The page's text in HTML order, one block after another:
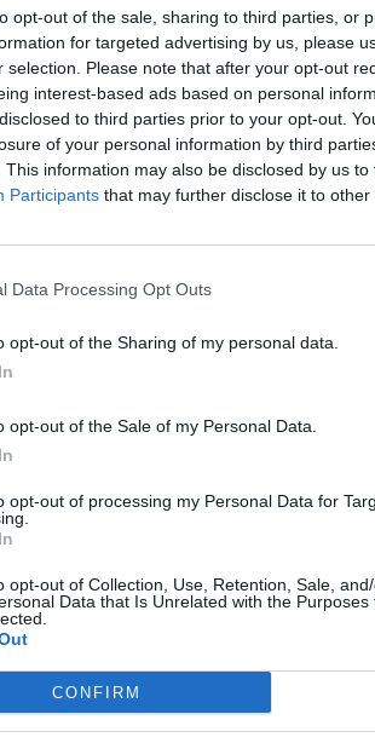
opt-out of the sale, sharing to third parties, or
for targeted advertising by us, please
selection. Please note that after your opt-out
interest-based ads based on personal
to third parties prior to your opt-out.
of your personal information by third
This information may also be disclosed by us
Participants that may further disclose it to other
Data Processing Opt Outs
opt-out of the Sharing of my personal data.
opt-out of the Sale of my Personal Data.
opt-out of processing my Personal Data for
opt-out of Collection, Use, Retention, Sale,
Data that Is Unrelated with the Purposes
CONFIRM
dviračių lenktynės Darijus Džervus
iš
Avarijos vaizdai Varėnos rajone:
Žinios | Pasaulis